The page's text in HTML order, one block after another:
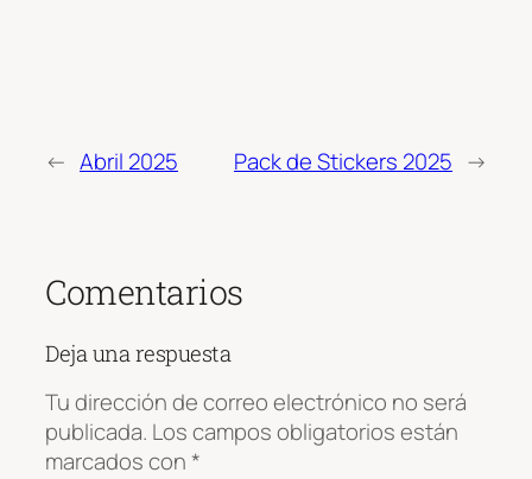
← Abril 2025 Pack de Stickers 2025 →
Comentarios
Deja una respuesta
Tu dirección de correo electrónico no será
publicada. Los campos obligatorios están
marcados con*